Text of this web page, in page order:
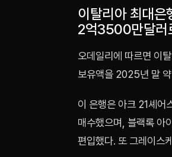
이탈리아 최대은
2억3500만달러
오데일리에 따르면 이
보유액을 2025년 말
이 은행은 아크 21셰어
매수했으며, 블랙록 아
편입했다. 또 그레이스